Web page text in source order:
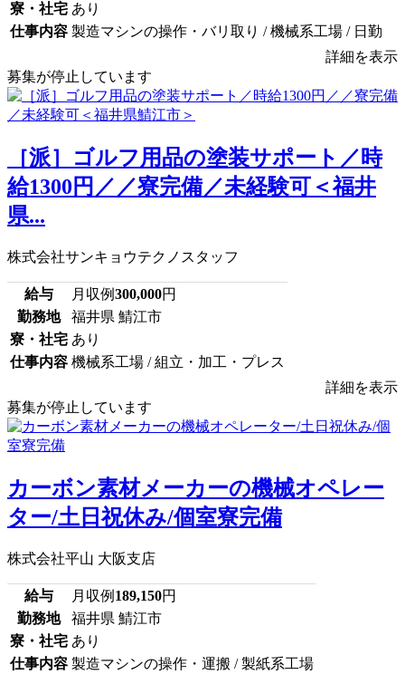
寮・社宅 あり
仕事内容 製造マシンの操作・バリ取り / 機械系工場 / 日勤
詳細を表示
募集が停止しています
［派］ゴルフ用品の塗装サポート／時
給1300円／／寮完備／未経験可＜福井
県...
株式会社サンキョウテクノスタッフ
給与 月収例300,000円
勤務地
福井県 鯖江市
寮・社宅 あり
仕事内容 機械系工場 / 組立・加工・プレス
詳細を表示
募集が停止しています
カーボン素材メーカーの機械オペレー
ター/土日祝休み/個室寮完備
株式会社平山 大阪支店
給与 月収例 189,150円
勤務地
福井県 鯖江市
寮・社宅 あり
仕事内容 製造マシンの操作・運搬 / 製紙系工場